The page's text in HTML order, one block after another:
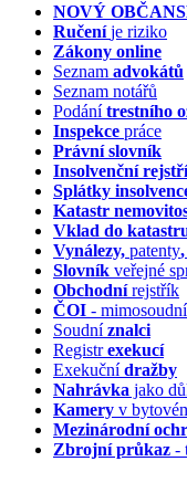
NOVÝ
Ručeníje riziko
Zákony online
Seznam advokátů
Seznam notářů
Podánítrestního
Inspekce práce
Právní slovník
Insolvenční
Splátky
Katastr
Vklad do
Vynálezy, patenty
Slovník veřejné
Obchodnírejstřík
ČOI -
Soudníznalci
Registrexekucí
Exekučnídražby
Nahrávka jako
Kamery v
Mezinárodní
Zbrojní průkaz -